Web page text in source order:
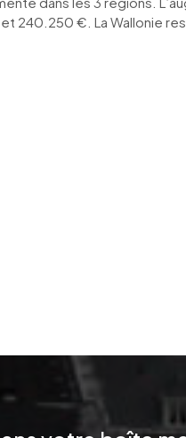
240.250 €. La Wallonie